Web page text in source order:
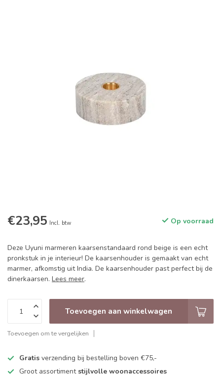
€23,95 Incl. btw Op voorraad
Deze Uyuni marmeren kaarsenstandaard rond beige is een echt
pronkstuk in je interieur! De kaarsenhouder is gemaakt van echt
marmer, afkomstig uit India. De kaarsenhouder past perfect bij de
dinerkaarsen. Lees meer.
Toevoegen aan winkelwagen
Toevoegen om te vergelijken
Gratis verzending bij bestelling boven €75,-
Groot assortiment stijlvolle woonaccessoires